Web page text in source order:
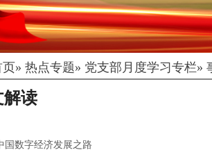
页» 热点专题» 党支部月度学习专栏»
解读
国数字经济发展之路